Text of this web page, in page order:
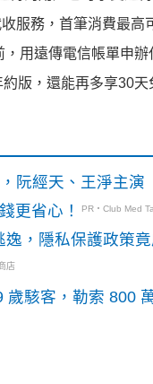
服務，首筆消費最
用遠傳電信帳單申
版，還能再多享30天
阮經天、王淨主演
更省心！
PR・Club Med
，隱私保護政策
店
駭客，勒索 800